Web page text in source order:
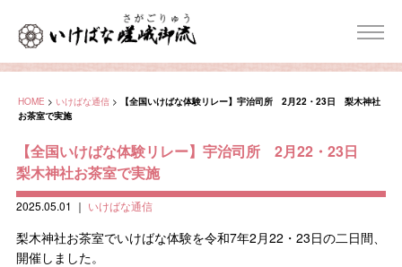
HOME > いけばな通信 >
【全国いけばな体験リレー】宇治司所 2月22・23日 梨木神社
お茶室で実施
【全国いけばな体験リレー】宇治司所 2月22・23日
梨木神社お茶室で実施
2025.05.01 ｜ いけばな通信
梨木神社お茶室でいけばな体験を令和7年2月22・23日の二日間、
開催しました。